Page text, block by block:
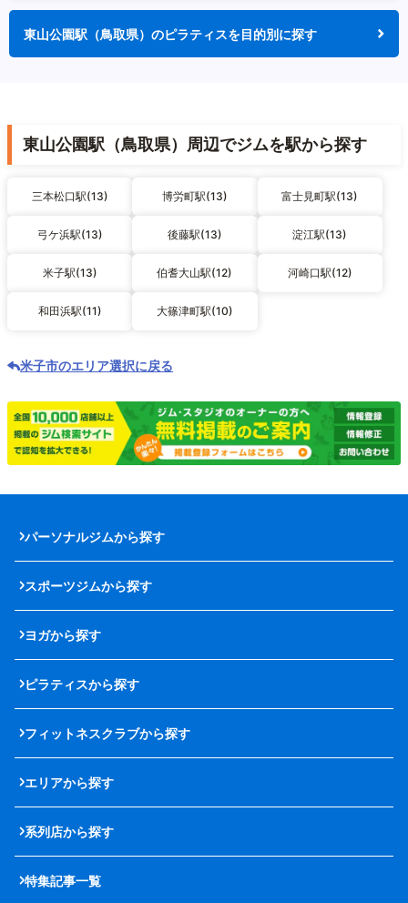
東山公園駅（鳥取県）のピラティスを目的別に探す
東山公園駅（鳥取県）周辺でジムを駅から探す
三本松口駅(13) 博労町駅(13) 富士見町駅(13)
弓ケ浜駅(13) 後藤駅(13) 淀江駅(13)
米子駅(13) 伯耆大山駅(12) 河崎口駅(12)
和田浜駅(11) 大篠津町駅(10)
米子市のエリア選択に戻る
パーソナルジムから探す
スポーツジムから探す
ヨガから探す
ピラティスから探す
フィットネスクラブから探す
エリアから探す
系列店から探す
特集記事一覧